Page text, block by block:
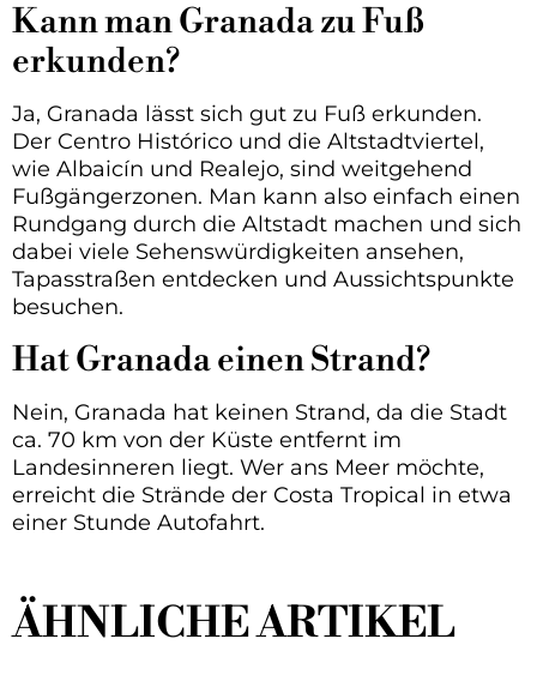
Kann man Granada zu Fuß
erkunden?
Ja, Granada lässt sich gut zu Fuß erkunden.
Der Centro Histórico und die Altstadtviertel,
wie Albaicín und Realejo, sind weitgehend
Fußgängerzonen. Man kann also einfach einen
Rundgang durch die Altstadt machen und sich
dabei viele Sehenswürdigkeiten ansehen,
Tapasstraßen entdecken und Aussichtspunkte
besuchen.
Hat Granada einen Strand?
Nein, Granada hat keinen Strand, da die Stadt
ca. 70 km von der Küste entfernt im
Landesinneren liegt. Wer ans Meer möchte,
erreicht die Strände der Costa Tropical in etwa
einer Stunde Autofahrt.
ÄHNLICHE ARTIKEL